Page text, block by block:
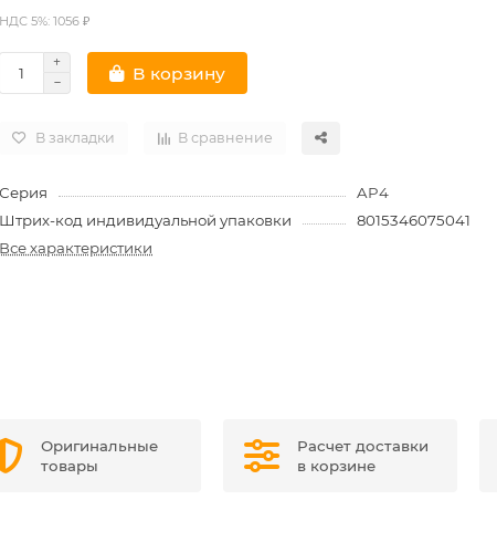
НДС 5%: 1056 ₽
В корзину
В закладки В сравнение
Серия
AP4
Штрих-код индивидуальной упаковки
8015346075041
Все характеристики
Оригинальные
товары
Расчет доставки
в корзине